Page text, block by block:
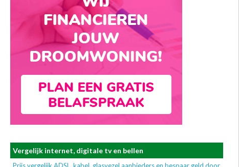
Vergelijk internet, digitale tv en bellen